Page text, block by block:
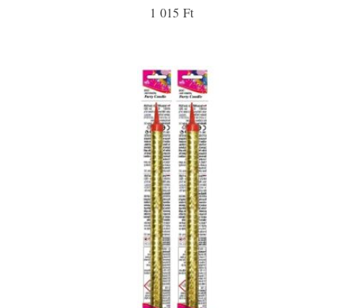
1 015 Ft